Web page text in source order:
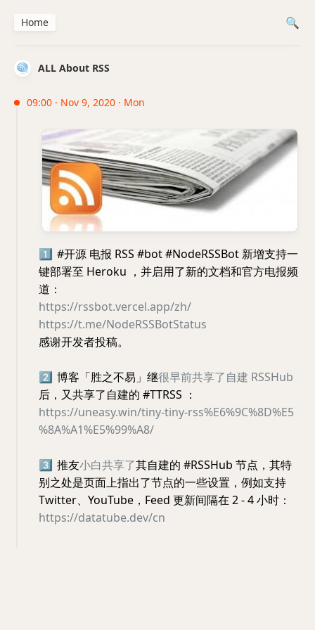
ALL About RSS
09:00 · Nov 9, 2020 · Mon
1️⃣ #开源 电报 RSS #bot #NodeRSSBot 新增支持一
键部署至 Heroku ，并启用了新的文档和官方电报频
道：
https://rssbot.vercel.app/zh/
https://t.me/NodeRSSBotStatus
感谢开发者投稿。
2️⃣ 博客「胜之不易」继很早前共享了自建 RSSHub
后，又共享了自建的 #TTRSS ：
https://uneasy.win/tiny-tiny-rss%E6%9C%8D%E5
%8A%A1%E5%99%A8/
3️⃣ 推友小白共享了其自建的 #RSSHub 节点，其特
别之处是页面上指出了节点的一些设置，例如支持
Twitter、YouTube，Feed 更新间隔在 2 - 4 小时：
https://datatube.dev/cn
Home